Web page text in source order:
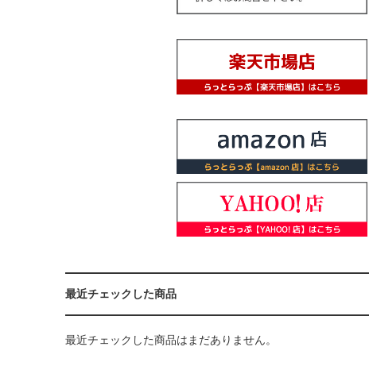
最近チェックした商品
最近チェックした商品はまだありません。